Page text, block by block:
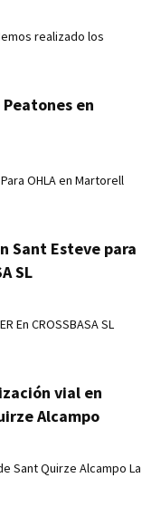
realizado los
en
OHLA en Martorell
Sant Esteve para
SL
En CROSSBASA SL
vial en
Alcampo
Sant Quirze Alcampo La